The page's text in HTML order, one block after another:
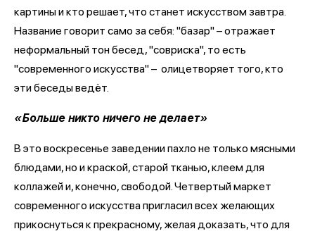
картины и кто решает, что станет искусством завтра.
Название говорит само за себя: "базар" – отражает
неформальный тон бесед, "совриска", то есть
"современного искусства" – олицетворяет того, кто
эти беседы ведёт.
«Больше никто ничего не делает»
В это воскресенье заведении пахло не только мясными
блюдами, но и краской, старой тканью, клеем для
коллажей и, конечно, свободой. Четвертый маркет
современного искусства пригласил всех желающих
прикоснуться к прекрасному, желая доказать, что для